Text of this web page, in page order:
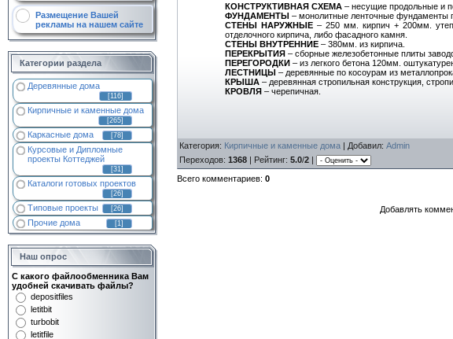
Размещение Вашей
рекламы на нашем сайте
Категории раздела
Деревянные дома
[116]
Кирпичные и каменные дома
[265]
Каркасные дома [78]
Курсовые и Дипломные
проекты Коттеджей
[31]
Каталоги готовых проектов
[26]
Типовые проекты [26]
Прочие дома [1]
Наш опрос
С какого файлообменника Вам
удобней скачивать файлы?
depositfiles
letitbit
turbobit
letitfile
КОНСТРУКТИВНАЯ СХЕМА – несущие продольные и
ФУНДАМЕНТЫ – монолитные ленточные фундаменты
СТЕНЫ НАРУЖНЫЕ – 250 мм. кирпич + 200мм.
отделочного кирпича, либо фасадного камня.
СТЕНЫ ВНУТРЕННИЕ – 380мм. из кирпича.
ПЕРЕКРЫТИЯ – сборные железобетонные плиты
ПЕРЕГОРОДКИ – из легкого бетона 120мм.
ЛЕСТНИЦЫ – деревянные по косоурам из
КРЫША – деревянная стропильная конструкция,
КРОВЛЯ – черепичная.
Категория: Кирпичные и каменные дома | Добавил: Admin
Переходов: 1368 | Рейтинг: 5.0/2 |
Всего комментариев: 0
Добавлять